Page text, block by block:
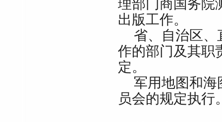
理部门商国务院
出版工作。
省、自治区
作的部门及其职
定。
军用地图和海
员会的规定执行